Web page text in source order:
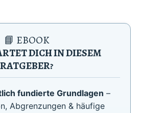
📘 EBOOK
DICH IN DIESEM
RATGEBER?
fundierte Grundlagen –
Abgrenzungen & häufige